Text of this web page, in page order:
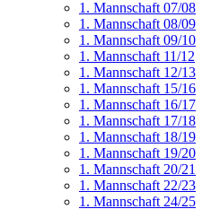
1. Mannschaft 07/08
1. Mannschaft 08/09
1. Mannschaft 09/10
1. Mannschaft 11/12
1. Mannschaft 12/13
1. Mannschaft 15/16
1. Mannschaft 16/17
1. Mannschaft 17/18
1. Mannschaft 18/19
1. Mannschaft 19/20
1. Mannschaft 20/21
1. Mannschaft 22/23
1. Mannschaft 24/25